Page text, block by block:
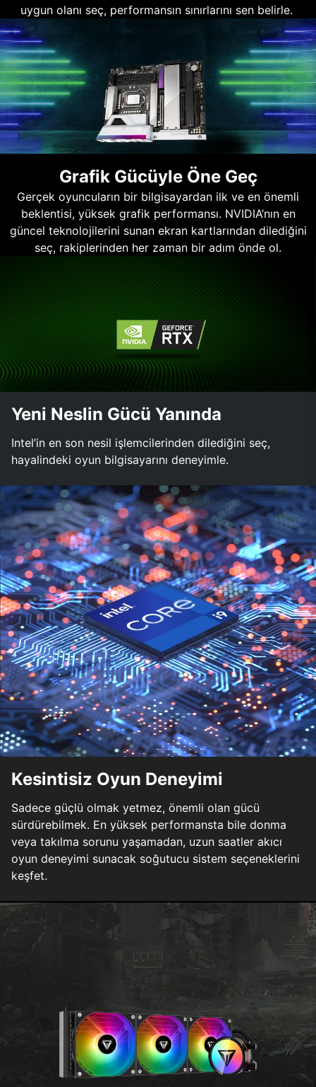
uygun olanı seç, performansın sınırlarını sen belirle.
Grafik Gücüyle Öne Geç
Gerçek oyuncuların bir bilgisayardan ilk ve en önemli
beklentisi, yüksek grafik performansı. NVIDIA’nın en
güncel teknolojilerini sunan ekran kartlarından dilediğini
seç, rakiplerinden her zaman bir adım önde ol.
Yeni Neslin Gücü Yanında
Intel’in en son nesil işlemcilerinden dilediğini seç,
hayalindeki oyun bilgisayarını deneyimle.
Kesintisiz Oyun Deneyimi
Sadece güçlü olmak yetmez, önemli olan gücü
sürdürebilmek. En yüksek performansta bile donma
veya takılma sorunu yaşamadan, uzun saatler akıcı
oyun deneyimi sunacak soğutucu sistem seçeneklerini
keşfet.